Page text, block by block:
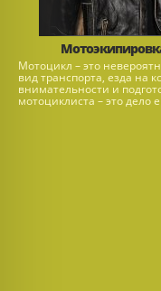
Мотоцикл – это
вид транспорта, езда на
внимательности и
мотоциклиста – это дело